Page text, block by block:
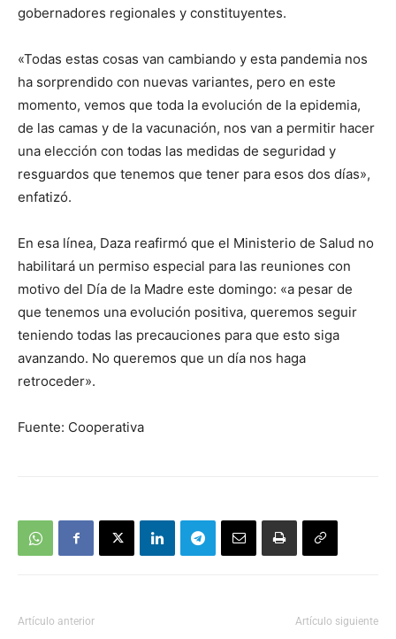
gobernadores regionales y constituyentes.
«Todas estas cosas van cambiando y esta pandemia nos
ha sorprendido con nuevas variantes, pero en este
momento, vemos que toda la evolución de la epidemia,
de las camas y de la vacunación, nos van a permitir hacer
una elección con todas las medidas de seguridad y
resguardos que tenemos que tener para esos dos días»,
enfatizó.
En esa línea, Daza reafirmó que el Ministerio de Salud no
habilitará un permiso especial para las reuniones con
motivo del Día de la Madre este domingo: «a pesar de
que tenemos una evolución positiva, queremos seguir
teniendo todas las precauciones para que esto siga
avanzando. No queremos que un día nos haga
retroceder».
Fuente: Cooperativa
Artículo anterior Artículo siguiente